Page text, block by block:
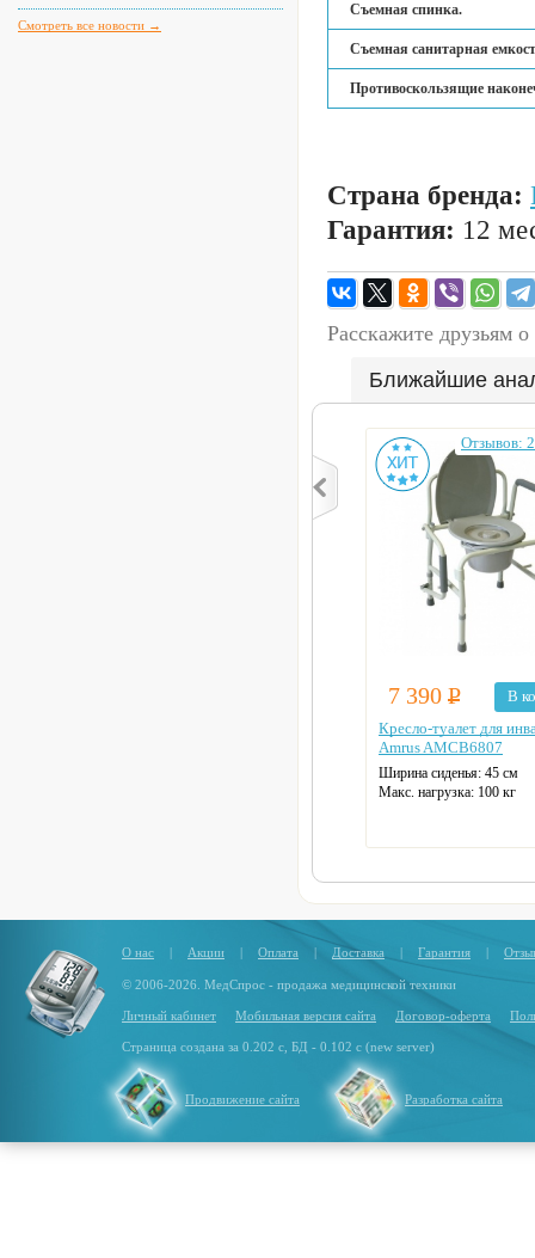
Смотреть все новости →
Съемная спинка.
Съемная санитарная
Противоскользящие
Страна бренда:
Гарантия: 12
Расскажите друзьям
Ближайшие
Отзывов: 2
7 390 Р
В
Кресло-туалет для
Amrus AMCB6807
Ширина сиденья: 45 см
Макс. нагрузка: 100 кг
О нас | Акции | Оплата | Доставка | Гарантия |
© 2006-2026. МедСпрос - продажа медицинской техники
Личный кабинет Мобильная версия сайта Договор-оферта
Страница создана за 0.202 с, БД - 0.102 с (new server)
Продвижение сайта Разработка сайта